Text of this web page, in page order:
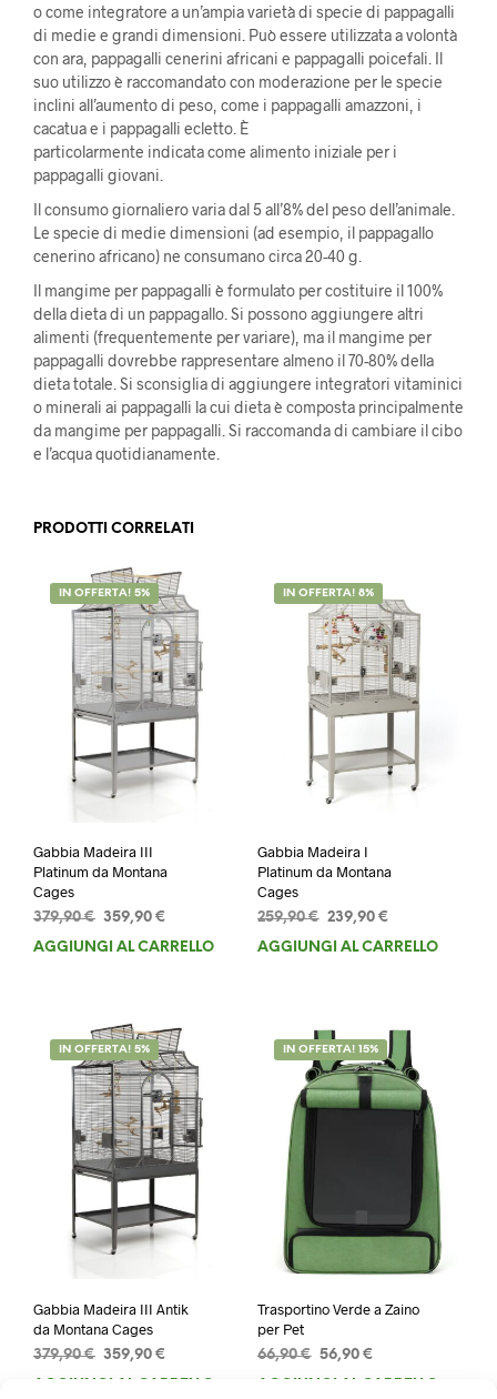
o come integratore a un’ampia varietà di specie di pappagalli
di medie e grandi dimensioni. Può essere utilizzata a volontà
con ara, pappagalli cenerini africani e pappagalli poicefali. Il
suo utilizzo è raccomandato con moderazione per le specie
inclini all’aumento di peso, come i pappagalli amazzoni, i
cacatua e i pappagalli ecletto. È
particolarmente indicata come alimento iniziale per i
pappagalli giovani.
Il consumo giornaliero varia dal 5 all’8% del peso dell’animale.
Le specie di medie dimensioni (ad esempio, il pappagallo
cenerino africano) ne consumano circa 20-40 g.
Il mangime per pappagalli è formulato per costituire il 100%
della dieta di un pappagallo. Si possono aggiungere altri
alimenti (frequentemente per variare), ma il mangime per
pappagalli dovrebbe rappresentare almeno il 70-80% della
dieta totale. Si sconsiglia di aggiungere integratori vitaminici
o minerali ai pappagalli la cui dieta è composta principalmente
da mangime per pappagalli. Si raccomanda di cambiare il cibo
e l’acqua quotidianamente.
PRODOTTI CORRELATI
IN OFFERTA! 5%
Gabbia Madeira III
Platinum da Montana
Cages
379,90€ Il
prezzo
359,90 €
prezzo
AGGIUNGI AL CARRELLO
IN OFFERTA! 8%
Gabbia Madeira I
Platinum da Montana
Cages
259,90€ Il
prezzo
239,90 €Il
prezzo
AGGIUNGI AL CARRELLO
IN OFFERTA! 5%
Gabbia Madeira III Antik
da Montana Cages
379,90€ Il
prezzo
359,90 €
prezzo
IN OFFERTA! 15%
Trasportino Verde a Zaino
per Pet
66,90€ Il
prezzo
56,90 €Il
prezzo